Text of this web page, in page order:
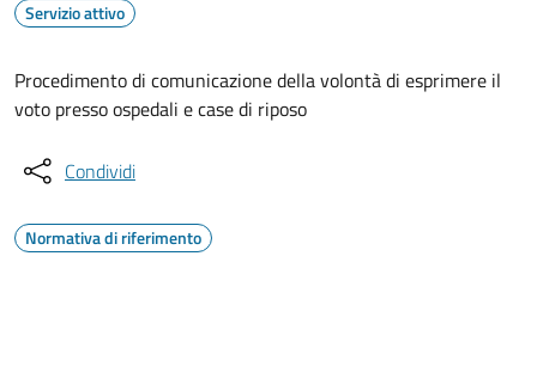
Servizio attivo
Procedimento di comunicazione della volontà di esprimere il
voto presso ospedali e case di riposo
Condividi
Normativa di riferimento